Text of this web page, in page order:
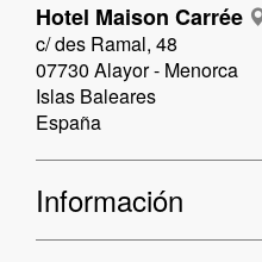
Hotel Maison Carrée
c/ des Ramal, 48
07730 Alayor - Menorca
Islas Baleares
España
Información